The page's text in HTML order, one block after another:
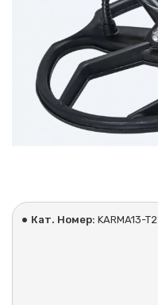
Кат. Номер: KARMA13-T2